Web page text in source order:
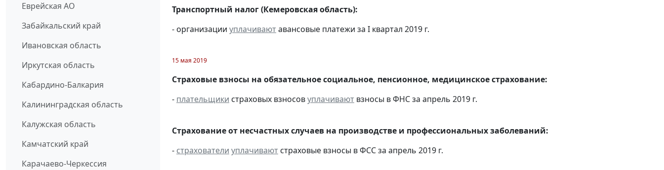
Еврейская АО
Забайкальский край
Ивановская область
Иркутская область
Кабардино-Балкария
Калининградская область
Калужская область
Камчатский край
Карачаево-Черкессия
Транспортный налог (Кемеровская область):
- организации уплачиваютавансовые платежи за I квартал 2019 г.
15 мая 2019
Страховые взносы на обязательное социальное, пенсионное, медицинское страхование:
- плательщики страховых взносовуплачивают взносы в ФНС за апрель 2019 г.
Страхование от несчастных случаев на производстве и профессиональных заболеваний:
- страхователи уплачивают страховые взносы в ФСС за апрель 2019 г.